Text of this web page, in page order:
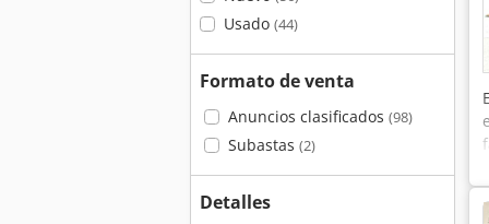
Usado (44)
Formato de venta
Anuncios clasificados (98)
Subastas (2)
Detalles